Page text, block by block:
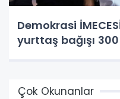
Demokrasi
yurttaş bağışı
Çok Okunanlar